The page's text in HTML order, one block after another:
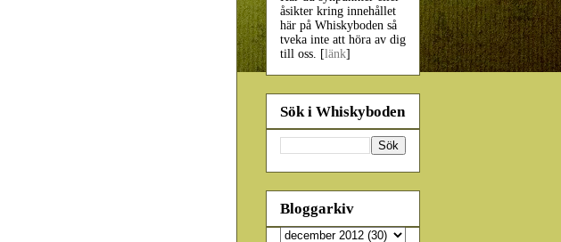
åsikter kring innehållet
här på Whiskyboden så
tveka inte att höra av dig
till oss. [länk]
Sök i Whiskyboden
Bloggarkiv